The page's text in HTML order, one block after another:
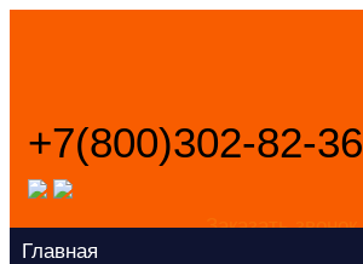
+7(800)302-82-36
Заказать звонок
Главная